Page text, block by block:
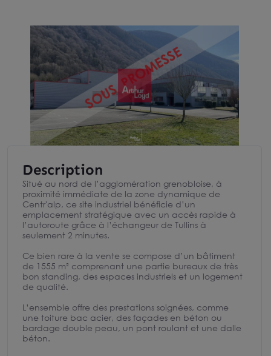
Description
Situé au nord de l’agglomération grenobloise, à
proximité immédiate de la zone dynamique de
Centr'alp, ce site industriel bénéficie d’un
emplacement stratégique avec un accès rapide à
l’autoroute grâce à l’échangeur de Tullins à
seulement 2 minutes.
Ce bien rare à la vente se compose d’un bâtiment
de 1555 m² comprenant une partie bureaux de très
bon standing, des espaces industriels et un logement
de qualité.
L’ensemble offre des prestations soignées, comme
une toiture bac acier, des façades en béton ou
bardage double peau, un pont roulant et une dalle
béton.